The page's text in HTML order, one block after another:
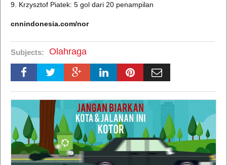
9. Krzysztof Piatek: 5 gol dari 20 penampilan
cnnindonesia.com/nor
Subjects: Olahraga